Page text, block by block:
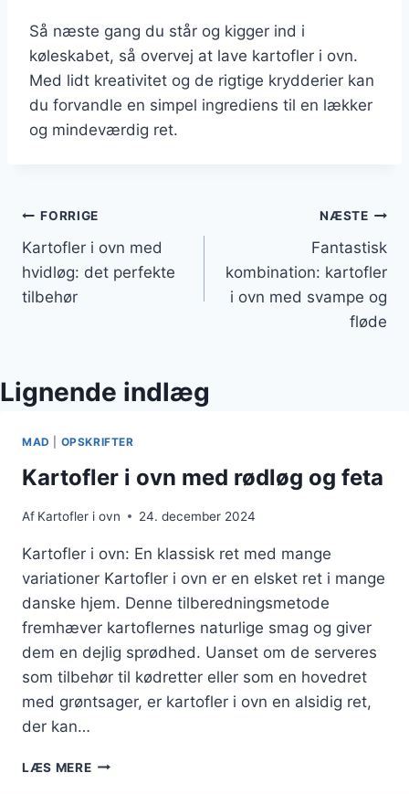
Så næste gang du står og kigger ind i
køleskabet, så overvej at lave kartofler i ovn.
Med lidt kreativitet og de rigtige krydderier kan
du forvandle en simpel ingrediens til en lækker
og mindeværdig ret.
Indlægsnavigation
FORRIGE
Kartofler i ovn med
hvidløg: det perfekte
tilbehør
NÆSTE
Fantastisk
kombination: kartofler
i ovn med svampe og
fløde
Lignende indlæg
MAD OPSKRIFTER
Kartofler i ovn med rødløg og feta
Af Kartofler i ovn 24. december 2024
Kartofler i ovn: En klassisk ret med mange
variationer Kartofler i ovn er en elsket ret i mange
danske hjem. Denne tilberedningsmetode
fremhæver kartoflernes naturlige smag og giver
dem en dejlig sprødhed. Uanset om de serveres
som tilbehør til kødretter eller som en hovedret
med grøntsager, er kartofler i ovn en alsidig ret,
der kan…
LÆS MEREKARTOFLER